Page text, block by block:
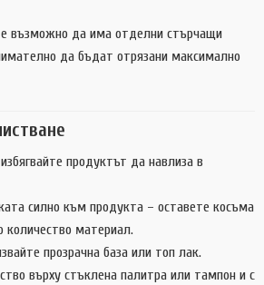
е възможно да има отделни стърчащи
да бъдат отрязани максимално
продуктът да навлиза в
силно към продукта – оставете косъма
материал.
прозрачна база или топ лак.
върху стъклена палитра или тампон и с